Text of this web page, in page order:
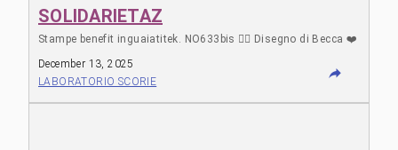
SOLIDARIETAZ
Stampe benefit inguaiatitek. NO633bis 🏴‍☠️ Disegno di Becca ❤️
December 13, 2025
LABORATORIO SCORIE